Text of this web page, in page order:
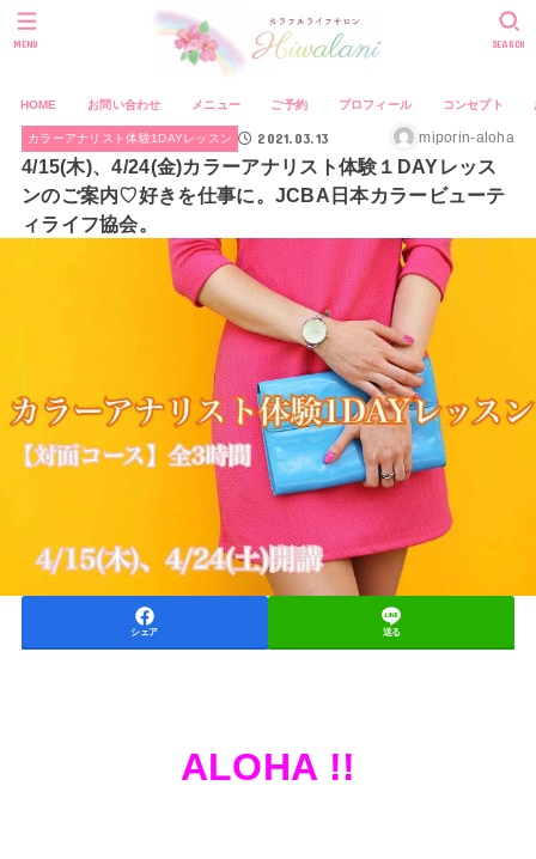
HOME お問い合わせ メニュー ご予約 プロフィール コンセプト
SEARCH
MENU
カラーアナリスト体験1DAYレッスン 2021.03.13 miporin-aloha
4/15(木)、4/24(金)カラーアナリスト体験１DAYレッス
ンのご案内♡好きを仕事に。JCBA日本カラービューテ
ィライフ協会。
シェア 送る
ALOHA !!